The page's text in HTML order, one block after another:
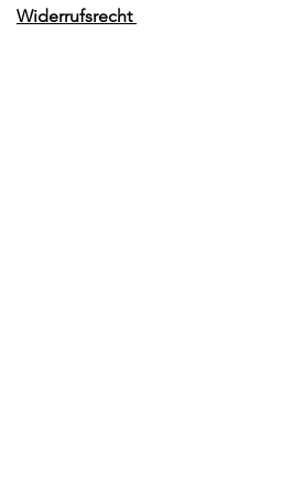
Widerrufsrecht